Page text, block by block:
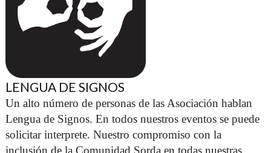
LENGUA DE SIGNOS
Un alto número de personas de las Asociación hablan
Lengua de Signos. En todos nuestros eventos se puede
solicitar interprete. Nuestro compromiso con la
inclusión de la Comunidad Sorda en todas nuestras